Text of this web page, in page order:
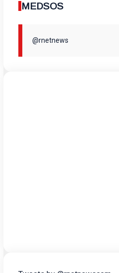
MEDSOS
@rnetnews